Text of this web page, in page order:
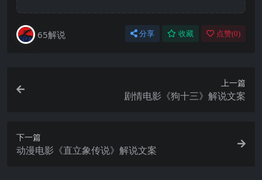
65解说 分享 收藏 点赞(0)
上一篇
剧情电影《狗十三》解说文案
下一篇
动漫电影《直立象传说》解说文案